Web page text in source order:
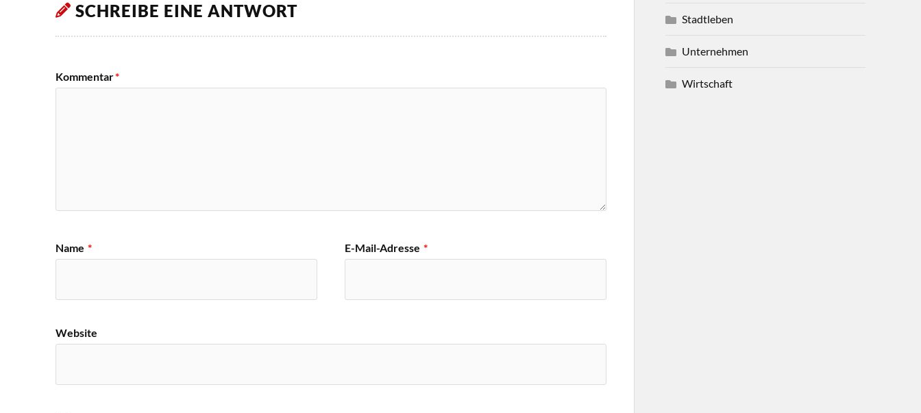
SCHREIBE EINE ANTWORT
Kommentar*
Name * E-Mail-Adresse *
Website
Stadtleben
Unternehmen
Wirtschaft